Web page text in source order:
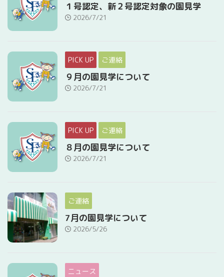
１号認定、新２号認定対象の園見学
2026/7/21
PICK UP ご連絡
９月の園見学について
2026/7/21
PICK UP ご連絡
８月の園見学について
2026/7/21
ご連絡
7月の園見学について
2026/5/26
ニュース